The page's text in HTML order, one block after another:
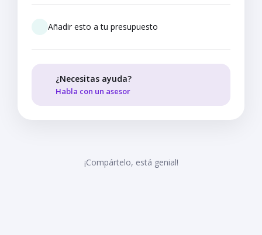
Añadir esto a tu presupuesto
¿Necesitas ayuda?
Habla con un asesor
¡Compártelo, está genial!